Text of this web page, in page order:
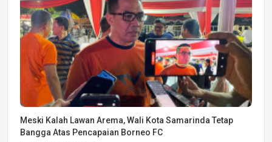
Meski Kalah Lawan Arema, Wali Kota Samarinda Tetap
Bangga Atas Pencapaian Borneo FC